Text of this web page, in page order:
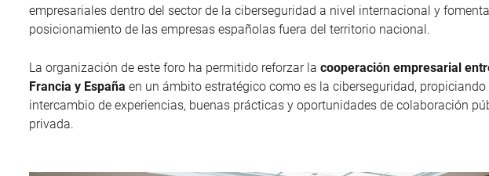
empresariales dentro del sector de la ciberseguridad a nivel internacional y
posicionamiento de las empresas españolas fuera del territorio nacional.
La organización de este foro ha permitido reforzar la cooperación empresarial
Francia y España en un ámbito estratégico como es la ciberseguridad, propiciando
intercambio de experiencias, buenas prácticas y oportunidades de colaboración
privada.